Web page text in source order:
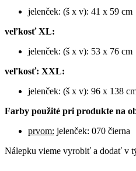
jelenček: (š x v): 41 x 59 cm
veľkosť XL:
jelenček: (š x v): 53 x 76 cm
veľkosť: XXL:
jelenček: (š x v): 96 x 138
Farby použité pri produkte na
prvom: jelenček: 070 čierna
Nálepku vieme vyrobiť a dodať v